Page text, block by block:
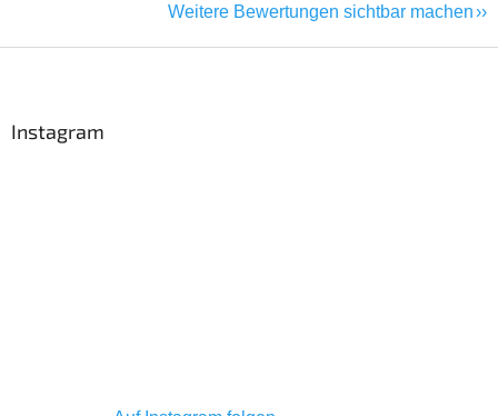
Weitere Bewertungen sichtbar machen
Instagram